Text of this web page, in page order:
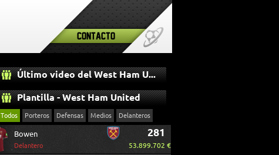
Contacto
Último video del West Ham United
Plantilla - West Ham United
Todos Porteros Defensas Medios Delanteros
Bowen
Delantero
281
53.899.702 €